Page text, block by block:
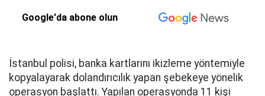
Google'da abone olun
İstanbul polisi, banka kartlarını ikizleme yöntemiyle
kopyalayarak dolandırıcılık yapan şebekeye yönelik
operasyon başlattı. Yapılan operasyonda 11 kişi